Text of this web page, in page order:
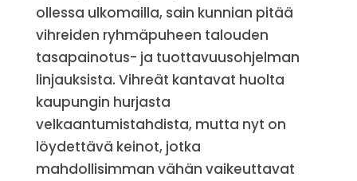
ollessa ulkomailla, sain kunnian pitää
vihreiden ryhmäpuheen talouden
tasapainotus- ja tuottavuusohjelman
linjauksista. Vihreät kantavat huolta
kaupungin hurjasta
velkaantumistahdista, mutta nyt on
löydettävä keinot, jotka
mahdollisimman vähän vaikeuttavat